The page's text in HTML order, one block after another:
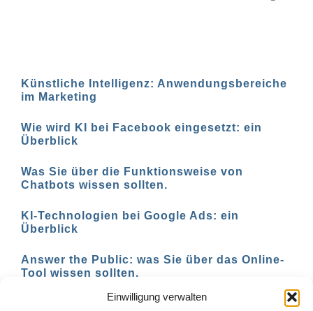
Einwilligung verwalten
Künstliche Intelligenz: Anwendungsbereiche
im Marketing
Wie wird KI bei Facebook eingesetzt: ein
Überblick
Was Sie über die Funktionsweise von
Chatbots wissen sollten.
KI-Technologien bei Google Ads: ein
Überblick
Answer the Public: was Sie über das Online-
Tool wissen sollten.
AI-basierte Tools für den Social-Media-